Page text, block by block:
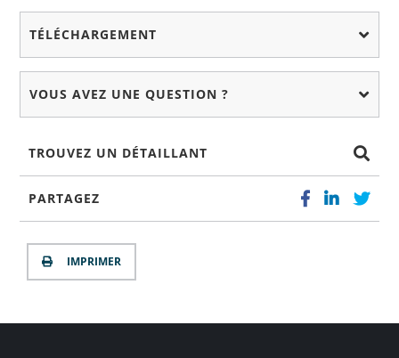
TÉLÉCHARGEMENT
VOUS AVEZ UNE QUESTION ?
TROUVEZ UN DÉTAILLANT
PARTAGEZ
IMPRIMER